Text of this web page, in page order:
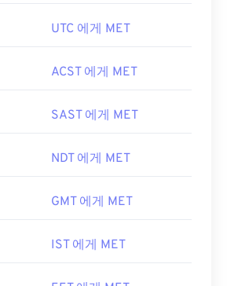
UTC 에게 MET
ACST 에게 MET
SAST 에게 MET
NDT 에게 MET
GMT 에게 MET
IST 에게 MET